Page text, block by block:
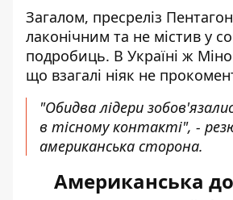
Загалом, пресреліз
лаконічним та не містив у
подробиць. В Україні ж
що взагалі ніяк не
"Обидва лідери
в тісному контакті", -
американська сторона.
Американська